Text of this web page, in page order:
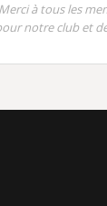
à tous les
notre club et